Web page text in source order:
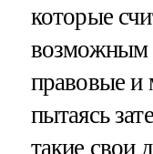
которые
возможным
правовые и
пытаясь
такие свои